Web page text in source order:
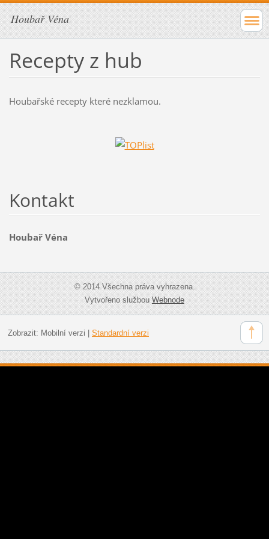
Houbař Véna
Recepty z hub
Houbařské recepty které nezklamou.
Kontakt
Houbař Véna
© 2014 Všechna práva vyhrazena.
Vytvořeno službouWebnode
Zobrazit: Mobilní verzi Standardní verzi